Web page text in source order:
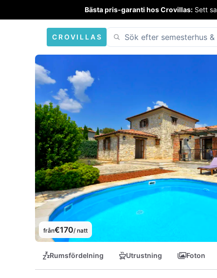
Bästa pris-garanti hos Crovillas: Sett
CROVILLAS
från€170/ natt
Rumsfördelning Utrustning Foton